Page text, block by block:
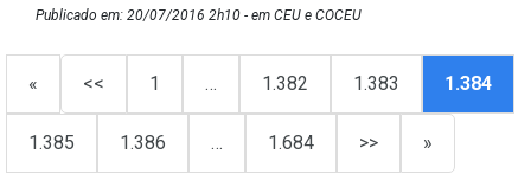
Publicado em: 20/07/2016 2h10 - em CEU e COCEU
« << 1 … 1.382 1.383 1.384
1.385 1.386 … 1.684 >> »